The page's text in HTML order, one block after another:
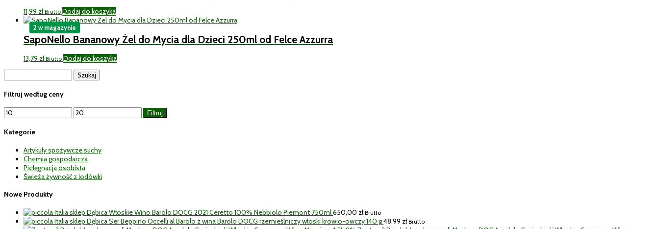
11,99 zł Brutto Dodaj do koszyka
SapoNello Bananowy Żel do Mycia dla Dzieci 250ml od Felce Azzurra
13,79 zł Brutto Dodaj do koszyka
2 w magazynie
Filtruj według ceny
Cena
min
Cena
max
Filtruj
Kategorie
Artykuły spożywcze suchy
Chemia gospodarcza
Pielęgnacja osobista
Świeża żywność z lodówki
Nowe Produkty
Włoskie Wino Barolo DOCG 2021 Ceretto 100% Nebbiolo Piemont 750ml650,00 zł Brutto
Ser Beppino Occelli al Barolo z wina Barolo DOCG rzemieślniczy włoski krowio-owczy 140 g48,99 zł Brutto